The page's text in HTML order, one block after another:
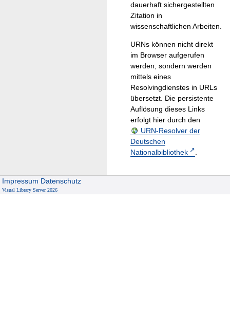
dauerhaft sichergestellten
Zitation in
wissenschaftlichen Arbeiten.
URNs können nicht direkt
im Browser aufgerufen
werden, sondern werden
mittels eines
Resolvingdienstes in URLs
übersetzt. Die persistente
Auflösung dieses Links
erfolgt hier durch den
URN-Resolver der
Deutschen
Nationalbibliothek
.
Impressum Datenschutz
Visual Library Server 2026